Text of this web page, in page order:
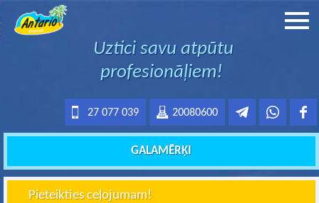
Uztici savu atpūtu
profesionāļiem!
20080600
27 077 039
GALAMĒRĶI
Pieteikties ceļojumam!